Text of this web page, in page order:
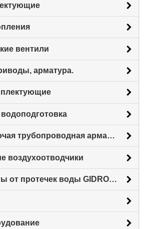
вентили
арматура.
Запорная и прочая трубопроводная арматура
воздухоотводчики
Система защиты от протечек воды GIDROLOCK